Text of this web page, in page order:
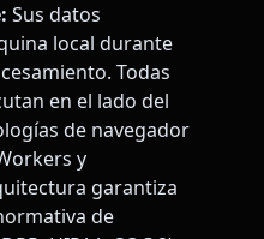
Sus datos
local durante
Todas
en el lado del
de navegador
y
garantiza
de